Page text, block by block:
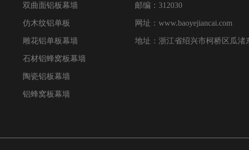
双曲面铝板幕墙
仿木纹铝单板
雕花铝单板幕墙
石材铝蜂窝板幕墙
陶瓷铝板幕墙
铝蜂窝板幕墙
邮编：312030
网址：www.baoyejiancai.com
地址：浙江省绍兴市柯桥区瓜渚